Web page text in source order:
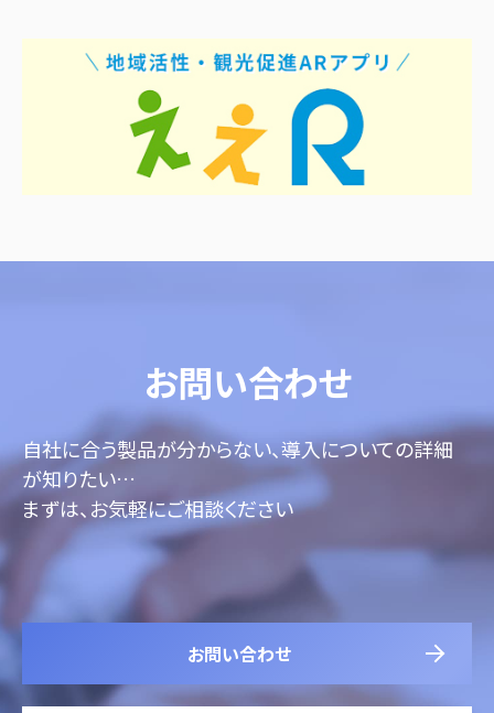
お問い合わせ
自社に合う製品が分からない、導入についての詳細
が知りたい…
まずは、お気軽にご相談ください
お問い合わせ